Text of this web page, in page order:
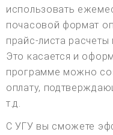
использовать
почасовой формат
прайс-листа расчеты
Это касается и
программе можно
оплату,
т.д.
С УГУ вы сможете